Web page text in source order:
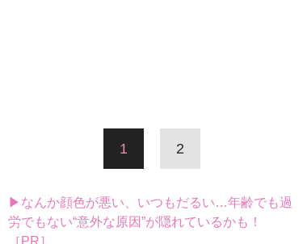
1 2
▶なんか顔色が悪い、いつもだるい…年齢でも過
労でもない“意外な原因”が隠れているかも！
［PR］